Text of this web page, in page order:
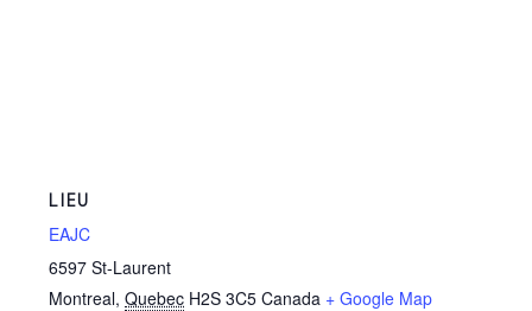
LIEU
EAJC
6597 St-Laurent
Montreal, Quebec H2S 3C5 Canada + Google Map